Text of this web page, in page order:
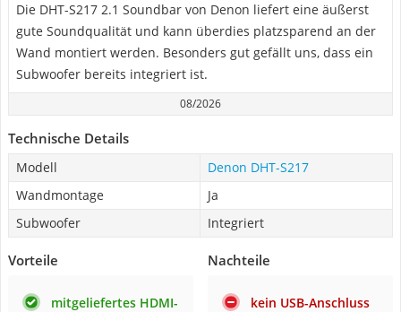
Die DHT-S217 2.1 Soundbar von Denon liefert eine äußerst
gute Soundqualität und kann überdies platzsparend an der
Wand montiert werden. Besonders gut gefällt uns, dass ein
Subwoofer bereits integriert ist.
08/2026
Technische Details
Modell
Denon DHT-S217
Wandmontage
Ja
Subwoofer
Integriert
Vorteile
mitgeliefertes HDMI-
Nachteile
kein USB-Anschluss